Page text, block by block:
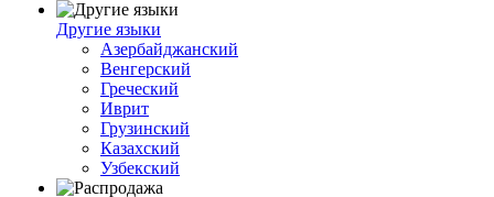
Другие языки
Азербайджанский
Венгерский
Греческий
Иврит
Грузинский
Казахский
Узбекский